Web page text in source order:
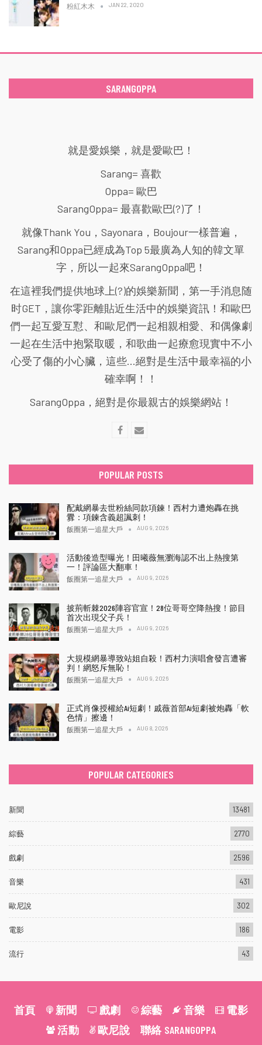
粉紅木木 JAN 22, 2020
SARANGOPPA
就是愛娛樂，就是愛歐巴！
Sarang= 喜歡
Oppa= 歐巴
SarangOppa= 最喜歡歐巴(?)了！
就像Thank You，Sayonara，Boujour一樣普遍，
Sarang和Oppa已經成為Top 5最廣為人知的韓文單
字，所以一起來SarangOppa吧！
在這裡我們提供地球上(?)的娛樂新聞，第一手消息随
时GET，讓你零距離貼近生活中的娛樂資訊！和歐巴
們一起互愛互懟、和歐尼們一起相親相愛、和偶像劇
一起在生活中抱緊取暖，和歌曲一起療愈現實中不小
心受了傷的小心臟，這些...絕對是生活中最幸福的小
確幸啊！！
SarangOppa，絕對是你最親古的娛樂網站！
POPULAR POSTS
配戴網暴去世粉絲同款項鍊！西村力遭炮轟在挑
釁：項鍊含義超諷刺！
飯圈第一追星大戶 AUG 9, 2026
活動後造型曝光！田曦薇無瀏海認不出上熱搜第
一！評論區大翻車！
飯圈第一追星大戶 AUG 9, 2026
披荊斬棘2026陣容官宣！28位哥哥空降熱搜！節目
首次出現父子兵！
飯圈第一追星大戶 AUG 9, 2026
大規模網暴導致站姐自殺！西村力演唱會發言遭審
判！網怒斥無恥！
飯圈第一追星大戶 AUG 9, 2026
正式肖像授權給Ai短劇！戚薇首部Ai短劇被炮轟「軟
色情」擦邊！
飯圈第一追星大戶 AUG 8, 2026
POPULAR CATEGORIES
新聞 13481
綜藝 2770
戲劇 2596
音樂 431
歐尼說 302
電影 186
流行 43
首頁 新聞 戲劇 綜藝 音樂
電影
活動
歐尼說 聯絡 SARANGOPPA